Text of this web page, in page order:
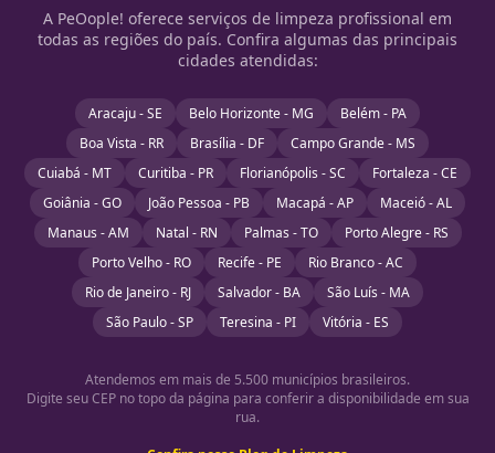
A PeOople! oferece serviços de limpeza profissional em
todas as regiões do país. Confira algumas das principais
cidades atendidas:
Aracaju - SE Belo Horizonte - MG
Belém - PA
Boa Vista - RR
Brasília - DF
Campo Grande - MS
Cuiabá - MT
Curitiba - PR Florianópolis - SC
Fortaleza - CE
Goiânia - GO
João Pessoa - PB Macapá - AP
Maceió - AL
Manaus - AM
Natal - RN Palmas - TO
Porto Alegre - RS
Porto Velho - RO
Recife - PE
Rio Branco - AC
Rio de Janeiro - RJ
Salvador - BA
São Luís - MA
São Paulo - SP
Teresina - PI Vitória - ES
Atendemos em mais de 5.500 municípios brasileiros.
Digite seu CEP no topo da página para conferir a disponibilidade em sua
rua.